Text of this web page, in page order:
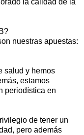
la calidad de la
nuestras apuestas:
salud y hemos
estamos
periodística en
de tener un
pero además